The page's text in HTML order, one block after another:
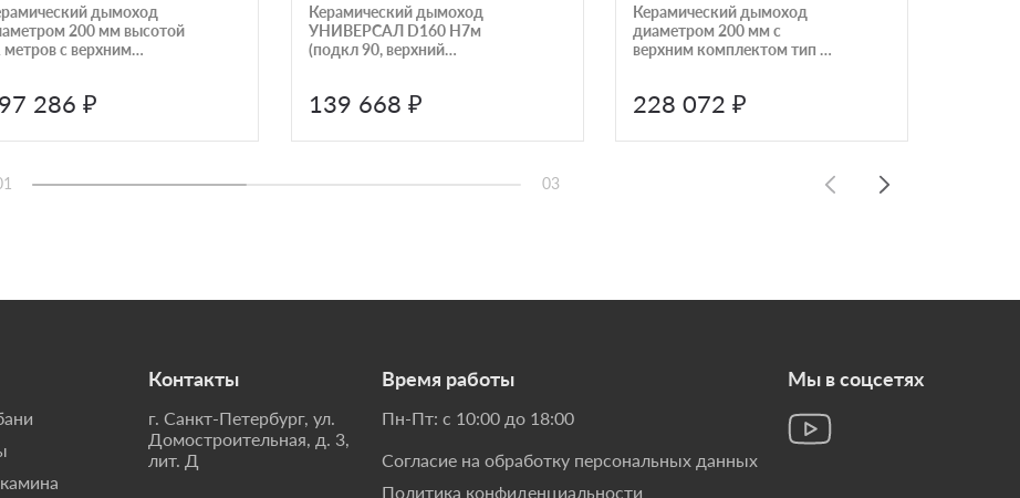
дымоход
200 мм высотой
метров с верхним
286 ₽
Керамический дымоход
УНИВЕРСАЛ D160 H7м
(подкл 90, верхний
139 668 ₽
Керамический дымоход
диаметром 200 мм с
верхним комплектом тип 2
228 072 ₽
03
Контакты
г. Санкт-Петербург, ул.
Домостроительная, д. 3,
лит. Д
Время работы
Пн-Пт: с 10:00 до 18:00
Согласие на обработку персональных данных
Политика конфиденциальности
Мы в соцсетях